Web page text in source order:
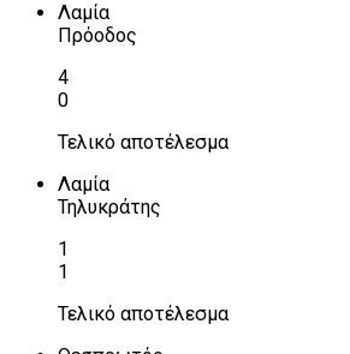
Λαμία
Πρόοδος
4
0
Τελικό αποτέλεσμα
Λαμία
Τηλυκράτης
1
1
Τελικό αποτέλεσμα